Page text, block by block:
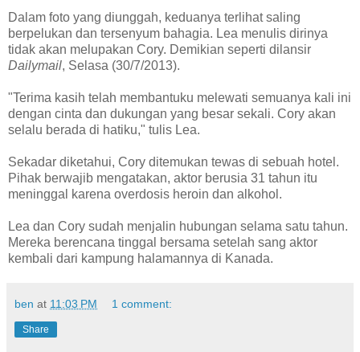
Dalam foto yang diunggah, keduanya terlihat saling
berpelukan dan tersenyum bahagia. Lea menulis dirinya
tidak akan melupakan Cory. Demikian seperti dilansir
Dailymail, Selasa (30/7/2013).
"Terima kasih telah membantuku melewati semuanya kali ini
dengan cinta dan dukungan yang besar sekali. Cory akan
selalu berada di hatiku," tulis Lea.
Sekadar diketahui, Cory ditemukan tewas di sebuah hotel.
Pihak berwajib mengatakan, aktor berusia 31 tahun itu
meninggal karena overdosis heroin dan alkohol.
Lea dan Cory sudah menjalin hubungan selama satu tahun.
Mereka berencana tinggal bersama setelah sang aktor
kembali dari kampung halamannya di Kanada.
ben at 11:03 PM 1 comment:
Share